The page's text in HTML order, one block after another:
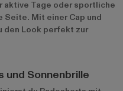
aktive Tage oder sportliche
Mit einer Cap und
den Look perfekt zur
und Sonnenbrille